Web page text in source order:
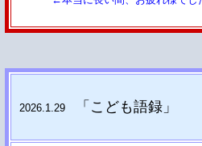
2026.1.29 「こども語録」